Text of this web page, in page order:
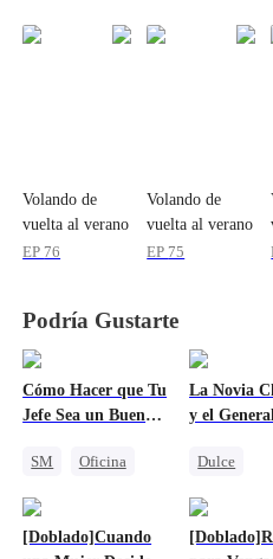
Volando de
vuelta al verano
atrapado
EP 76
Volando de
vuelta al verano
atrapado
EP 75
Podría Gustarte
Cómo Hacer que Tu
Jefe Sea un Buen
SM
Oficina
La Novia
y el
Dulce
Unión de
[Doblado]Cuando